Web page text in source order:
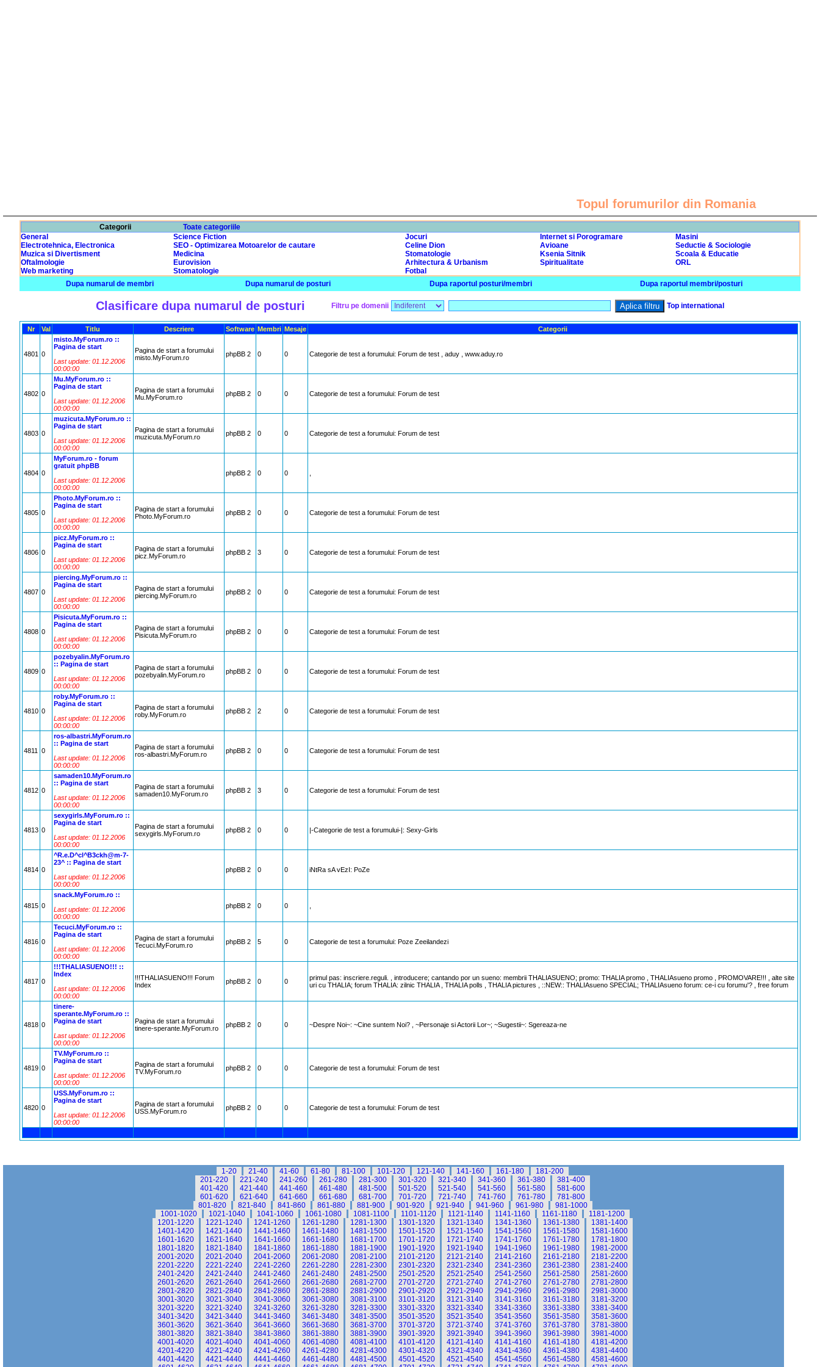
Topul forumurilor din Romania
Categorii
Toate categoriile
General
Science Fiction Jocuri Internet si Porogramare
Masini
Electrotehnica, Electronica
SEO - Optimizarea Motoarelor de cautare Celine Dion Avioane
Seductie & Sociologie
Muzica si Divertisment
Medicina Stomatologie Ksenia Sitnik
Scoala & Educatie
Oftalmologie
Eurovision Arhitectura & Urbanism Spiritualitate
ORL
Web marketing
Stomatologie
Fotbal
Dupa numarul de membri
Dupa numarul de posturi Dupa raportul posturi/membri Dupa raportul membri/posturi
Clasificare dupa numarul de posturi Filtru pe domenii Aplica filtru Top international
Nr Val Titlu Descriere Software Membri Mesaje Categorii
4801 0
misto.MyForum.ro ::
Pagina de start
Last update: 01.12.2006
00:00:00
Pagina de start a forumului
misto.MyForum.ro
phpBB 2 0 0 Categorie de test a forumului: Forum de test , aduy , www.aduy.ro
4802 0
Mu.MyForum.ro ::
Pagina de start
Last update: 01.12.2006
00:00:00
Pagina de start a forumului
Mu.MyForum.ro
phpBB 2 0 0 Categorie de test a forumului: Forum de test
4803 0
muzicuta.MyForum.ro ::
Pagina de start
Last update: 01.12.2006
00:00:00
Pagina de start a forumului
muzicuta.MyForum.ro
phpBB 2 0 0 Categorie de test a forumului: Forum de test
4804 0
MyForum.ro - forum
gratuit phpBB
Last update: 01.12.2006
00:00:00
phpBB 2 0 0
4805 0
Photo.MyForum.ro ::
Pagina de start
Last update: 01.12.2006
00:00:00
Pagina de start a forumului
Photo.MyForum.ro
phpBB 2 0 0 Categorie de test a forumului: Forum de test
4806 0
picz.MyForum.ro ::
Pagina de start
Last update: 01.12.2006
00:00:00
Pagina de start a forumului
picz.MyForum.ro
phpBB 2 3 0 Categorie de test a forumului: Forum de test
4807 0
piercing.MyForum.ro ::
Pagina de start
Last update: 01.12.2006
00:00:00
Pagina de start a forumului
piercing.MyForum.ro
phpBB 2 0 0 Categorie de test a forumului: Forum de test
4808 0
Pisicuta.MyForum.ro ::
Pagina de start
Last update: 01.12.2006
00:00:00
Pagina de start a forumului
Pisicuta.MyForum.ro
phpBB 2 0 0 Categorie de test a forumului: Forum de test
4809 0
pozebyalin.MyForum.ro
:: Pagina de start
Last update: 01.12.2006
00:00:00
Pagina de start a forumului
pozebyalin.MyForum.ro
phpBB 2 0 0 Categorie de test a forumului: Forum de test
4810 0
roby.MyForum.ro ::
Pagina de start
Last update: 01.12.2006
00:00:00
Pagina de start a forumului
roby.MyForum.ro
phpBB 2 2 0 Categorie de test a forumului: Forum de test
4811 0
ros-albastri.MyForum.ro
:: Pagina de start
Last update: 01.12.2006
00:00:00
Pagina de start a forumului
ros-albastri.MyForum.ro
phpBB 2 0 0 Categorie de test a forumului: Forum de test
4812 0
samaden10.MyForum.ro
:: Pagina de start
Last update: 01.12.2006
00:00:00
Pagina de start a forumului
samaden10.MyForum.ro
phpBB 2 3 0 Categorie de test a forumului: Forum de test
4813 0
sexygirls.MyForum.ro ::
Pagina de start
Last update: 01.12.2006
00:00:00
Pagina de start a forumului
sexygirls.MyForum.ro
phpBB 2 0 0 |-Categorie de test a forumului-|: Sexy-Girls
4814 0
^R.e.D^cl^B3ckh@m-7-
23^ :: Pagina de start
Last update: 01.12.2006
00:00:00
phpBB 2 0 0 iNtRa sA vEzI: PoZe
4815 0
snack.MyForum.ro ::
Last update: 01.12.2006
00:00:00
phpBB 2 0 0
4816 0
Tecuci.MyForum.ro ::
Pagina de start
Last update: 01.12.2006
00:00:00
Pagina de start a forumului
Tecuci.MyForum.ro
phpBB 2 5 0 Categorie de test a forumului: Poze Zeeilandezi
4817 0
!!!THALIASUENO!!! ::
Index
Last update: 01.12.2006
00:00:00
!!!THALIASUENO!!! Forum
Index
phpBB 2 0 0
primul pas: inscriere.reguli. , introducere; cantando por un sueno: membrii THALIASUENO; promo: THALIA promo , THALIAsueno promo , PROMOVARE!!! , alte site
uri cu THALIA; forum THALIA: zilnic THALIA , THALIA polls , THALIA pictures , ::NEW:: THALIAsueno SPECIAL; THALIAsueno forum: ce-i cu forumu'? , free forum
4818 0
tinere-
sperante.MyForum.ro ::
Pagina de start
Last update: 01.12.2006
00:00:00
Pagina de start a forumului
tinere-sperante.MyForum.ro
phpBB 2 0 0 ~Despre Noi~: ~Cine suntem Noi? , ~Personaje si Actorii Lor~; ~Sugestii~: Sgereaza-ne
4819 0
TV.MyForum.ro ::
Pagina de start
Last update: 01.12.2006
00:00:00
Pagina de start a forumului
TV.MyForum.ro
phpBB 2 0 0 Categorie de test a forumului: Forum de test
4820 0
USS.MyForum.ro ::
Pagina de start
Last update: 01.12.2006
00:00:00
Pagina de start a forumului
USS.MyForum.ro
phpBB 2 0 0 Categorie de test a forumului: Forum de test
1-20 21-40 41-60 61-80 81-100 101-120 121-140 141-160 161-180
181-200
201-220
221-240 241-260 261-280 281-300 301-320 321-340 341-360 361-380
381-400
401-420
421-440 441-460 461-480 481-500 501-520 521-540 541-560 561-580
581-600
601-620
621-640 641-660 661-680 681-700 701-720 721-740 741-760 761-780
781-800
801-820
821-840 841-860 861-880 881-900 901-920 921-940 941-960 961-980
981-1000
1001-1020
1021-1040 1041-1060 1061-1080 1081-1100 1101-1120 1121-1140 1141-1160 1161-1180
1181-1200
1201-1220
1221-1240 1241-1260 1261-1280 1281-1300 1301-1320 1321-1340 1341-1360 1361-1380
1381-1400
1401-1420
1421-1440 1441-1460 1461-1480 1481-1500 1501-1520 1521-1540 1541-1560 1561-1580
1581-1600
1601-1620
1621-1640 1641-1660 1661-1680 1681-1700 1701-1720 1721-1740 1741-1760 1761-1780
1781-1800
1801-1820
1821-1840 1841-1860 1861-1880 1881-1900 1901-1920 1921-1940 1941-1960 1961-1980
1981-2000
2001-2020
2021-2040 2041-2060 2061-2080 2081-2100 2101-2120 2121-2140 2141-2160 2161-2180
2181-2200
2201-2220
2221-2240 2241-2260 2261-2280 2281-2300 2301-2320 2321-2340 2341-2360 2361-2380
2381-2400
2401-2420
2421-2440 2441-2460 2461-2480 2481-2500 2501-2520 2521-2540 2541-2560 2561-2580
2581-2600
2601-2620
2621-2640 2641-2660 2661-2680 2681-2700 2701-2720 2721-2740 2741-2760 2761-2780
2781-2800
2801-2820
2821-2840 2841-2860 2861-2880 2881-2900 2901-2920 2921-2940 2941-2960 2961-2980
2981-3000
3001-3020
3021-3040 3041-3060 3061-3080 3081-3100 3101-3120 3121-3140 3141-3160 3161-3180
3181-3200
3201-3220
3221-3240 3241-3260 3261-3280 3281-3300 3301-3320 3321-3340 3341-3360 3361-3380
3381-3400
3401-3420
3421-3440 3441-3460 3461-3480 3481-3500 3501-3520 3521-3540 3541-3560 3561-3580
3581-3600
3601-3620
3621-3640 3641-3660 3661-3680 3681-3700 3701-3720 3721-3740 3741-3760 3761-3780
3781-3800
3801-3820
3821-3840 3841-3860 3861-3880 3881-3900 3901-3920 3921-3940 3941-3960 3961-3980
3981-4000
4001-4020
4021-4040 4041-4060 4061-4080 4081-4100 4101-4120 4121-4140 4141-4160 4161-4180
4181-4200
4201-4220
4221-4240 4241-4260 4261-4280 4281-4300 4301-4320 4321-4340 4341-4360 4361-4380
4381-4400
4401-4420
4421-4440 4441-4460 4461-4480 4481-4500 4501-4520 4521-4540 4541-4560 4561-4580
4581-4600